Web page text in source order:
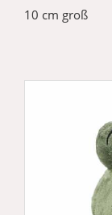
10 cm groß